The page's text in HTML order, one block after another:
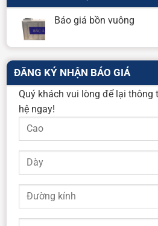
Báo giá bồn vuông
ĐĂNG KÝ NHẬN BÁO GIÁ
Quý khách vui lòng để lại thông
hệ ngay!